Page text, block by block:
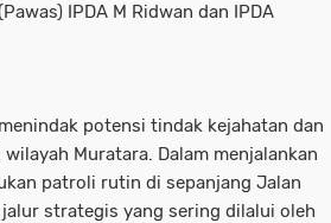
IPDA M Ridwan dan IPDA
potensi tindak kejahatan dan
Muratara. Dalam menjalankan
patroli rutin di sepanjang Jalan
strategis yang sering dilalui oleh